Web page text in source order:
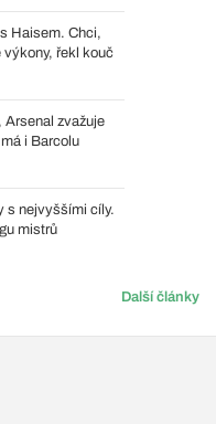
Haisem. Chci,
řekl kouč
Arsenal zvažuje
i Barcolu
s nejvyššími cíly.
mistrů
Další články